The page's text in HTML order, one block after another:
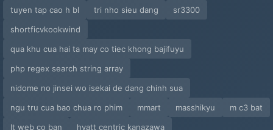
tuyen tap cao h bl
tri nho sieu dang
sr3300
shortficvkookwind
qua khu cua hai ta may co tiec khong bajifuyu
php regex search string array
nidome no jinsei wo isekai de dang chinh sua
ngu tru cua bao chua ro phim
mmart masshikyu
m c3 bat
lt web co ban
hyatt centric kanazawa